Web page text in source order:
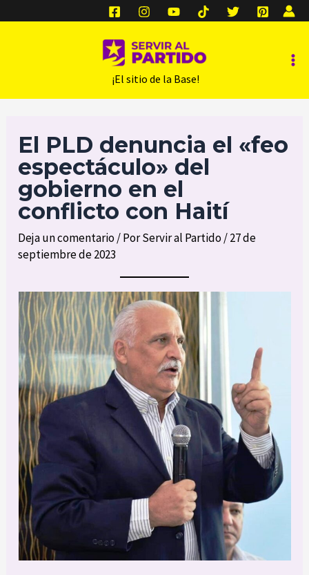
‎ ‎ ‎ ‎ ‎ ‎ ¡El sitio de la Base!
El PLD denuncia el «feo
espectáculo» del
gobierno en el
conflicto con Haití
Deja un comentario/ PorServir al Partido/27 de
septiembre de 2023